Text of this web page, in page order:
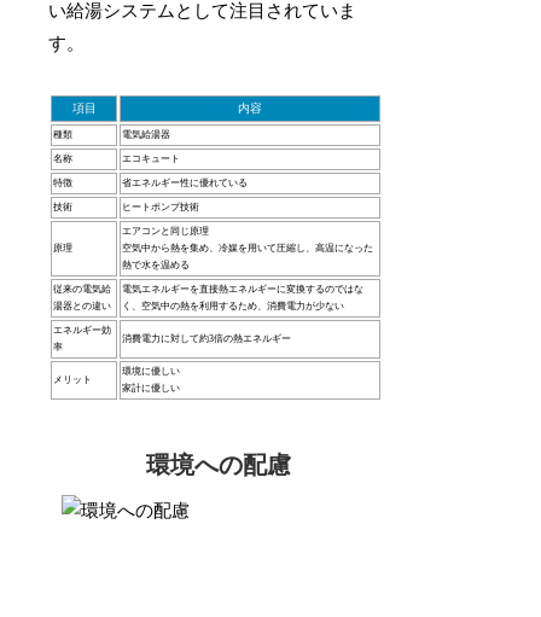
い給湯システムとして注目されていま
す。
項目 内容
種類 電気給湯器
名称 エコキュート
特徴 省エネルギー性に優れている
技術 ヒートポンプ技術
原理
エアコンと同じ原理
空気中から熱を集め、冷媒を用いて圧縮し、高温になった
熱で水を温める
従来の電気給
湯器との違い
電気エネルギーを直接熱エネルギーに変換するのではな
く、空気中の熱を利用するため、消費電力が少ない
エネルギー効
率
消費電力に対して約3倍の熱エネルギー
メリット
環境に優しい
家計に優しい
環境への配慮